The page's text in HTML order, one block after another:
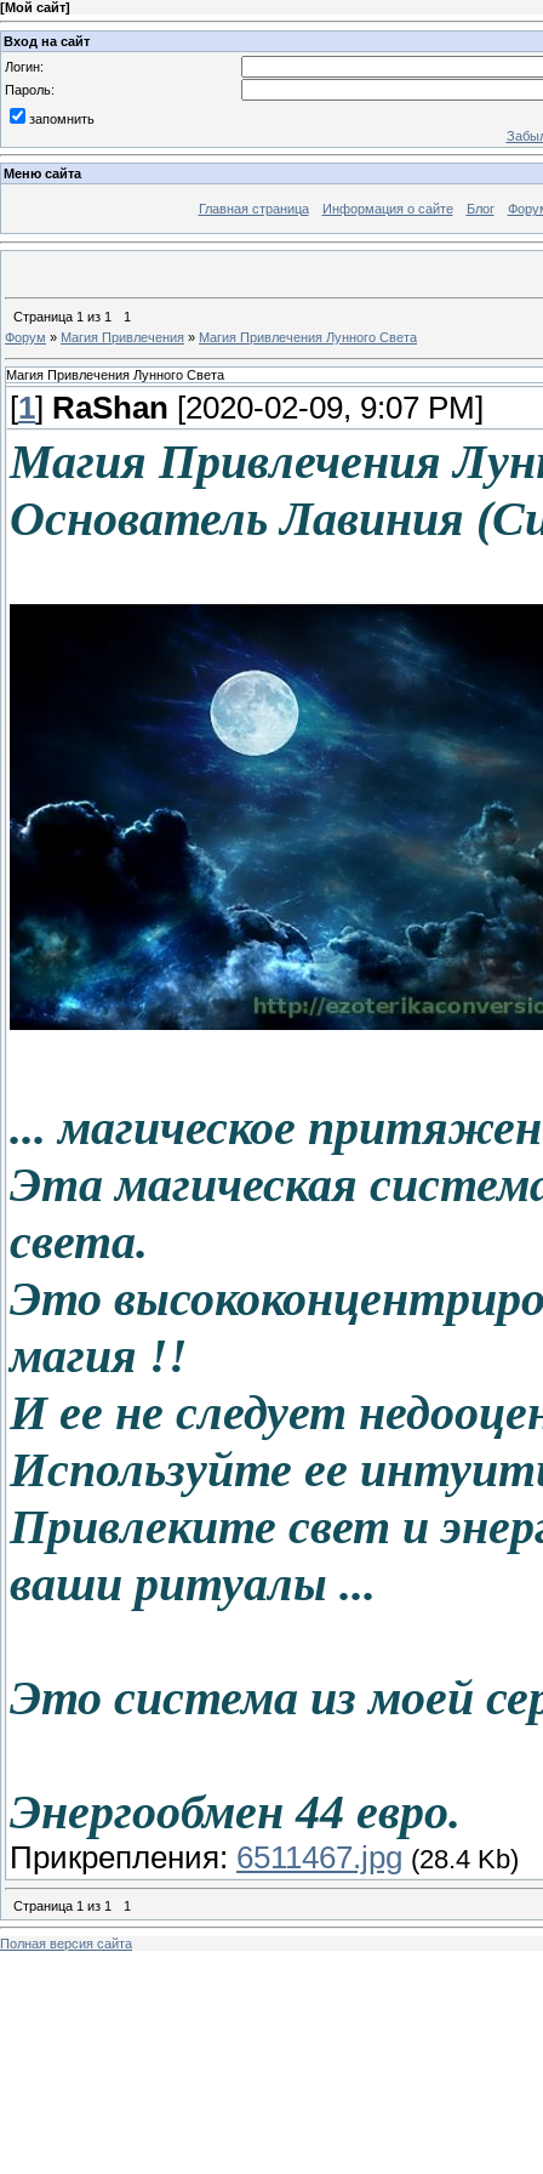
[Мой сайт]
Вход на сайт
Логин:
Пароль:
запомнить
Меню сайта
Главная страница Информация о сайте Блог
Страница 1 из 1
1
Форум » Магия Привлечения » Магия Привлечения Лунного Света
Магия Привлечения Лунного Света
[1] RaShan [2020-02-09, 9:07 PM]
Магия Привлечения
Основатель Лавиния
... магическое
Эта магическая
света.
Это
магия !!
И ее не следует
Используйте ее
Привлеките свет и
ваши ритуалы ...
Это система из моей
Энергообмен 44 евро.
Прикрепления: 6511467.jpg (28.4 Kb)
Страница 1 из 1 1
Полная версия сайта